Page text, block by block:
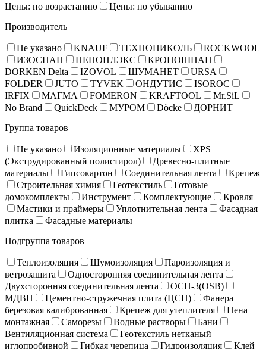
Цены: по возрастанию
Цены: по убыванию
Производитель
Не указано KNAUF ТЕХНОНИКОЛЬ
ROCKWOOL
ИЗОСПАН
ПЕНОПЛЭКС
КРОНОШПАН
DORKEN Delta
IZOVOL ШУМАНЕТ
URSA
FOLDER
JUTO TYVEK ОНДУТИС
ISOROC
IRFIX
МАГМА FOMERON KRAFTOOL
Mr.SiL
No Brand
QuickDeck МУРОМ Döcke
ДОРНИТ
Группа товаров
Не указано Изоляционные материалы
XPS
(Экструдированный полистирол)
Древесно-плитные
материалы
Гипсокартон Соединительная лента
Крепеж
Строительная химия
Геотекстиль
Готовые
домокомплекты
Инструмент Комплектующие
Кровля
Мастики и праймеры
Уплотнительная лента
Фасадная
плитка
Фасадные материалы
Подгруппа товаров
Теплоизоляция Шумоизоляция
Пароизоляция и
ветрозащита
Односторонняя соединительная лента
Двухсторонняя соединительная лента
ОСП-3(OSB)
МДВП
Цементно-стружечная плита (ЦСП)
Фанера
березовая калиброванная
Крепеж для утеплителя
Пена
монтажная
Саморезы Водные растворы
Бани
Вентиляционная система
Геотекстиль нетканый
иглопробивной
Гибкая черепица Гидроизоляция
Клей